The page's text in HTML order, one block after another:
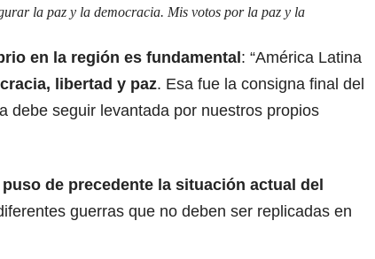
la paz y la democracia. Mis votos por la paz y la
en la región es fundamental : “América Latina
libertad y paz. Esa fue la consigna final del
debe seguir levantada por nuestros propios
puso de precedente la situación actual del
guerras que no deben ser replicadas en